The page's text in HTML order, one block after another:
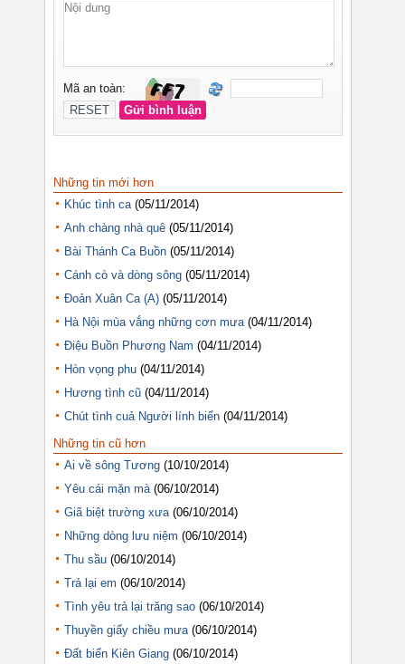
Những tin mới hơn
Khúc tình ca (05/11/2014)
Anh chàng nhà quê (05/11/2014)
Bài Thánh Ca Buồn (05/11/2014)
Cánh cò và dòng sông (05/11/2014)
Đoản Xuân Ca (A) (05/11/2014)
Hà Nội mùa vắng những cơn mưa (04/11/2014)
Điệu Buồn Phương Nam (04/11/2014)
Hòn vọng phu (04/11/2014)
Hương tình cũ (04/11/2014)
Chút tình cuả Người lính biển (04/11/2014)
Những tin cũ hơn
Ai về sông Tương (10/10/2014)
Yêu cái mặn mà (06/10/2014)
Giã biệt trường xưa (06/10/2014)
Những dòng lưu niệm (06/10/2014)
Thu sầu (06/10/2014)
Trả lại em (06/10/2014)
Tình yêu trả lại trăng sao (06/10/2014)
Thuyền giấy chiều mưa (06/10/2014)
Đất biển Kiên Giang (06/10/2014)